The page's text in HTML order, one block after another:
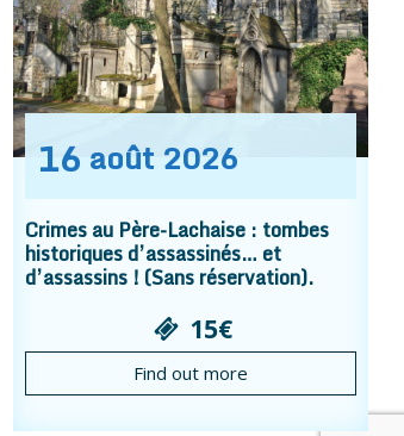
16 août 2026
Crimes au Père-Lachaise : tombes
historiques d’assassinés… et
d’assassins ! (Sans réservation).
15€
Find out more